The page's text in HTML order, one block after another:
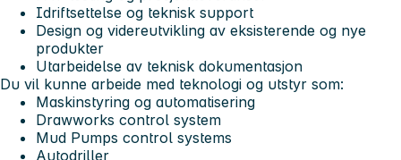
Idriftsettelse og teknisk support
Design og videreutvikling av eksisterende og nye
produkter
Utarbeidelse av teknisk dokumentasjon
Du vil kunne arbeide med teknologi og utstyr som:
Maskinstyring og automatisering
Drawworks control system
Mud Pumps control systems
Autodriller